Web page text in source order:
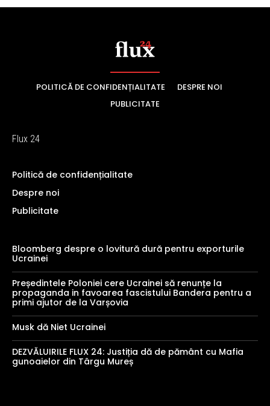
POLITICĂ DE CONFIDENȚIALITATE
DESPRE NOI
PUBLICITATE
Flux 24
Politică de confidențialitate
Despre noi
Publicitate
Bloomberg despre o lovitură dură pentru exporturile
Ucrainei
Președintele Poloniei cere Ucrainei să renunțe la
propaganda in favoarea fascistului Bandera pentru a
primi ajutor de la Varșovia
Musk dă Niet Ucrainei
DEZVĂLUIRILE FLUX 24: Justiția dă de pământ cu Mafia
gunoaielor din Târgu Mureș